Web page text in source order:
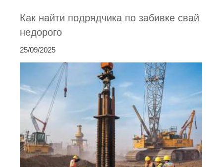
Как найти подрядчика по забивке свай
недорого
25/09/2025